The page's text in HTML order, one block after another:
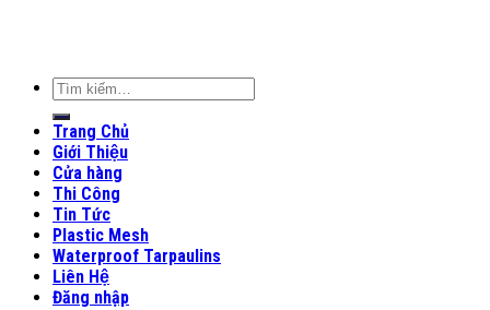
Tìm
kiếm:
Trang Chủ
Giới Thiệu
Cửa hàng
Thi Công
Tin Tức
Plastic Mesh
Waterproof Tarpaulins
Liên Hệ
Đăng nhập